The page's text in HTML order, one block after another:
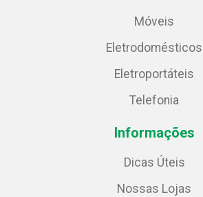
Móveis
Eletrodomésticos
Eletroportáteis
Telefonia
Informações
Dicas Úteis
Nossas Lojas